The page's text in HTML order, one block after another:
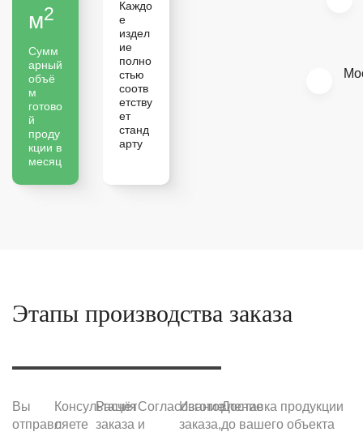
м2
Сумм
арный
объё
м
готово
й
проду
кции в
месяц
Каждо
е
издел
ие
полно
стью
соотв
етству
ет
станд
арту
Этапы производства заказа
Вы
отправляете
Консультация
с
Расчёт
заказа
Согласование
и
Изготовление
заказа,
Доставка продукции
до вашего объекта